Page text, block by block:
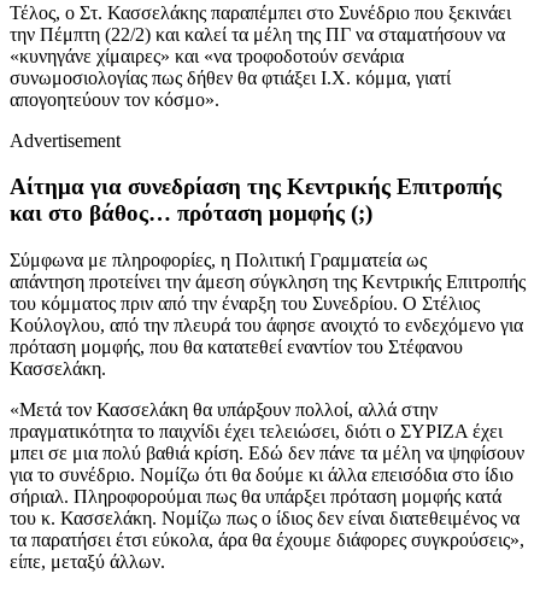
Τέλος, ο Στ. Κασσελάκης παραπέμπει στο Συνέδριο που ξεκινάει
την Πέμπτη (22/2) και καλεί τα μέλη της ΠΓ να σταματήσουν να
«κυνηγάνε χίμαιρες» και «να τροφοδοτούν σενάρια
συνωμοσιολογίας πως δήθεν θα φτιάξει Ι.Χ. κόμμα, γιατί
απογοητεύουν τον κόσμο».
Advertisement
Αίτημα για συνεδρίαση της Κεντρικής Επιτροπής
και στο βάθος… πρόταση μομφής (;)
Σύμφωνα με πληροφορίες, η Πολιτική Γραμματεία ως
απάντηση προτείνει την άμεση σύγκληση της Κεντρικής Επιτροπής
του κόμματος πριν από την έναρξη του Συνεδρίου. Ο Στέλιος
Κούλογλου, από την πλευρά του άφησε ανοιχτό το ενδεχόμενο για
πρόταση μομφής, που θα κατατεθεί εναντίον του Στέφανου
Κασσελάκη.
«Μετά τον Κασσελάκη θα υπάρξουν πολλοί, αλλά στην
πραγματικότητα το παιχνίδι έχει τελειώσει, διότι ο ΣΥΡΙΖΑ έχει
μπει σε μια πολύ βαθιά κρίση. Εδώ δεν πάνε τα μέλη να ψηφίσουν
για το συνέδριο. Νομίζω ότι θα δούμε κι άλλα επεισόδια στο ίδιο
σήριαλ. Πληροφορούμαι πως θα υπάρξει πρόταση μομφής κατά
του κ. Κασσελάκη. Νομίζω πως ο ίδιος δεν είναι διατεθειμένος να
τα παρατήσει έτσι εύκολα, άρα θα έχουμε διάφορες συγκρούσεις»,
είπε, μεταξύ άλλων.